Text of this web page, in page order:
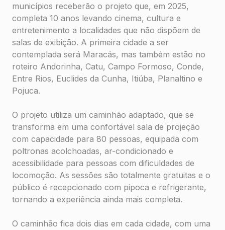
municípios receberão o projeto que, em 2025,
completa 10 anos levando cinema, cultura e
entretenimento a localidades que não dispõem de
salas de exibição. A primeira cidade a ser
contemplada será Maracás, mas também estão no
roteiro Andorinha, Catu, Campo Formoso, Conde,
Entre Rios, Euclides da Cunha, Itiúba, Planaltino e
Pojuca.
O projeto utiliza um caminhão adaptado, que se
transforma em uma confortável sala de projeção
com capacidade para 80 pessoas, equipada com
poltronas acolchoadas, ar-condicionado e
acessibilidade para pessoas com dificuldades de
locomoção. As sessões são totalmente gratuitas e o
público é recepcionado com pipoca e refrigerante,
tornando a experiência ainda mais completa.
O caminhão fica dois dias em cada cidade, com uma